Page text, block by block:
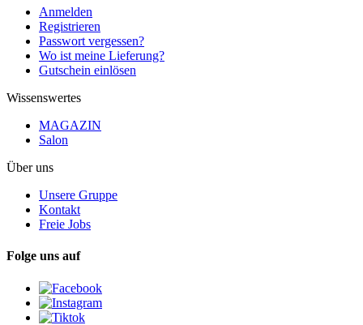
Anmelden
Registrieren
Passwort vergessen?
Wo ist meine Lieferung?
Gutschein einlösen
Wissenswertes
MAGAZIN
Salon
Über uns
Unsere Gruppe
Kontakt
Freie Jobs
Folge uns auf